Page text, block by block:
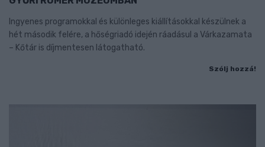
Ingyenes programokkal és különleges kiállításokkal készülnek a
hét második felére, a hőségriadó idején ráadásul a Várkazamata
– Kőtár is díjmentesen látogatható.
Szólj hozzá!